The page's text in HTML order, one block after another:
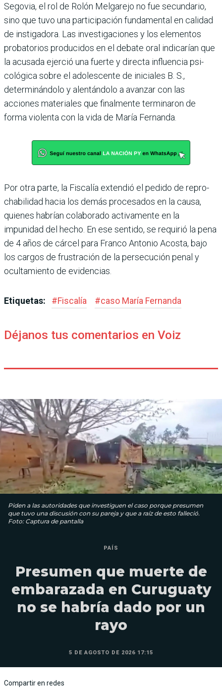
Sego­via, el rol de Rolón Melgarejo no fue secundario,
sino que tuvo una participación fundamen­tal en calidad
de instigadora. Las investigaciones y los ele­mentos
probatorios produci­dos en el debate oral indica­rían que
la acusada ejerció una fuerte y directa influencia psi­
cológica sobre el adolescente de iniciales B. S.,
determinándolo y alentándolo a avanzar con las
acciones materiales que final­mente terminaron de
forma violenta con la vida de María Fernanda.
Por otra parte, la Fiscalía extendió el pedido de repro­
chabilidad hacia los demás procesados en la causa,
quie­nes habrían colaborado acti­vamente en la
impunidad del hecho. En ese sentido, se requirió la pena
de 4 años de cárcel para Franco Anto­nio Acosta, bajo
los cargos de frustración de la persecu­ción penal y
ocultamiento de evidencias.
Etiquetas: #Fiscalía #caso María Fernanda
Déjanos tus comentarios en Voiz
Piden a las autoridades que investiguen el caso porque presumen
que tuvo una discusión con su pareja y que a raíz de esto falleció.
Foto: Captura de pantalla
PAÍS
Presumen que muerte de
embarazada en Curuguaty
no se habría dado por un
rayo
5 DE AGOSTO DE 2026 17:15
Compartir en redes